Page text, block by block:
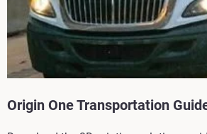
Origin One Transportation